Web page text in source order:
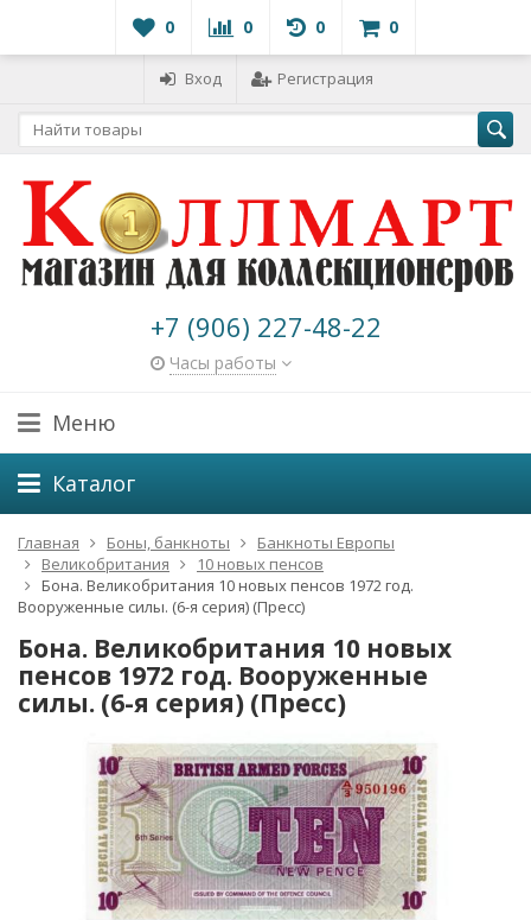
0 0 0 0
Вход Регистрация
+7 (906) 227-48-22
Часы работы
Меню
Каталог
Главная Боны, банкноты
Банкноты Европы
Великобритания
10 новых пенсов
Бона. Великобритания 10 новых пенсов 1972 год.
Вооруженные силы. (6-я серия) (Пресс)
Бона. Великобритания 10 новых
пенсов 1972 год. Вооруженные
силы. (6-я серия) (Пресс)